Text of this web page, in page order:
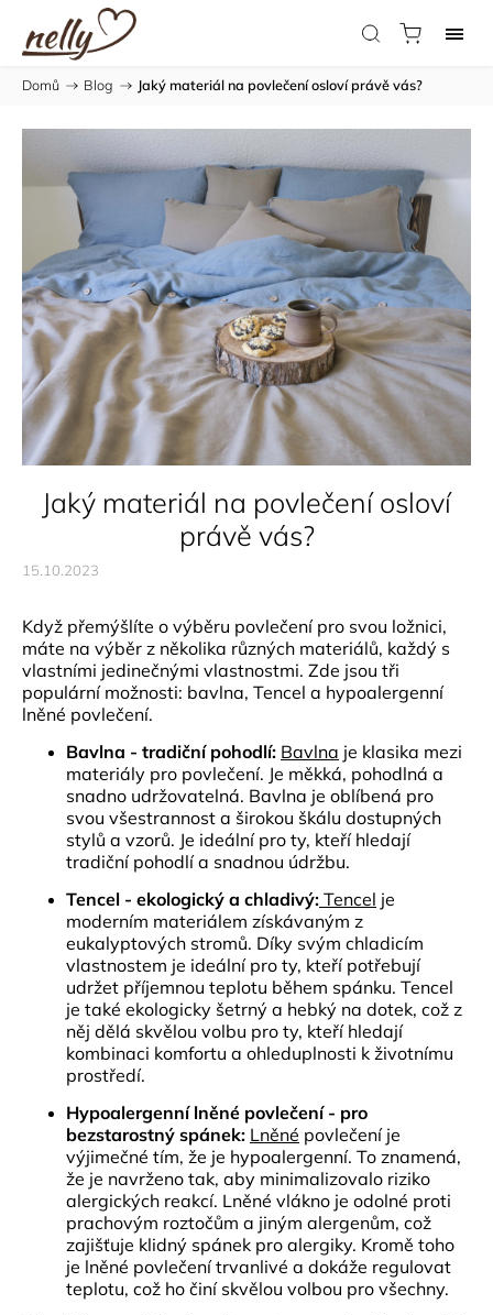
Domů / Blog / Jaký materiál na povlečení osloví právě vás?
Jaký materiál na povlečení osloví
právě vás?
15.10.2023
Když přemýšlíte o výběru povlečení pro svou ložnici,
máte na výběr z několika různých materiálů, každý s
vlastními jedinečnými vlastnostmi. Zde jsou tři
populární možnosti: bavlna, Tencel a hypoalergenní
lněné povlečení.
Bavlna - tradiční pohodlí: Bavlna je klasika mezi
materiály pro povlečení. Je měkká, pohodlná a
snadno udržovatelná. Bavlna je oblíbená pro
svou všestrannost a širokou škálu dostupných
stylů a vzorů. Je ideální pro ty, kteří hledají
tradiční pohodlí a snadnou údržbu.
Tencel - ekologický a chladivý: Tencel je
moderním materiálem získávaným z
eukalyptových stromů. Díky svým chladicím
vlastnostem je ideální pro ty, kteří potřebují
udržet příjemnou teplotu během spánku. Tencel
je také ekologicky šetrný a hebký na dotek, což z
něj dělá skvělou volbu pro ty, kteří hledají
kombinaci komfortu a ohleduplnosti k životnímu
prostředí.
Hypoalergenní lněné povlečení - pro
bezstarostný spánek: Lněné povlečení je
výjimečné tím, že je hypoalergenní. To znamená,
že je navrženo tak, aby minimalizovalo riziko
alergických reakcí. Lněné vlákno je odolné proti
prachovým roztočům a jiným alergenům, což
zajišťuje klidný spánek pro alergiky. Kromě toho
je lněné povlečení trvanlivé a dokáže regulovat
teplotu, což ho činí skvělou volbou pro všechny.